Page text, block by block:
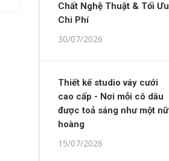
Chất Nghệ Thuật & Tối Ưu
Chi Phí
30/07/2026
Thiết kế studio váy cưới
cao cấp - Nơi mỗi cô dâu
được toả sáng như một nữ
hoàng
15/07/2026